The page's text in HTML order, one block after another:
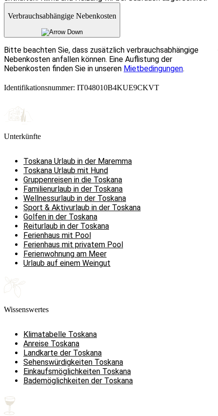
Verbrauchsabhängige Nebenkosten
Bitte beachten Sie, dass zusätzlich verbrauchsabhängige
Nebenkosten anfallen können. Eine Auflistung der
Nebenkosten finden Sie in unseren Mietbedingungen.
Identifikationsnummer: IT048010B4KUE9CKVT
Unterkünfte
Toskana Urlaub in der Maremma
Toskana Urlaub mit Hund
Gruppenreisen in die Toskana
Familienurlaub in der Toskana
Wellnessurlaub in der Toskana
Sport & Aktivurlaub in der Toskana
Golfen in der Toskana
Reiturlaub in der Toskana
Ferienhaus mit Pool
Ferienhaus mit privatem Pool
Ferienwohnung am Meer
Urlaub auf einem Weingut
Wissenswertes
Klimatabelle Toskana
Anreise Toskana
Landkarte der Toskana
Sehenswürdigkeiten Toskana
Einkaufsmöglichkeiten Toskana
Bademöglichkeiten der Toskana